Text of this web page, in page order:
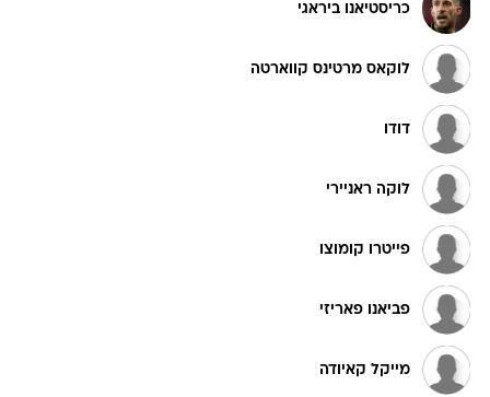
כריסטיאנו ביראגי
לוקאס מרטינס קווארטה
דודו
לוקה ראניירי
פייטרו קומוצו
פביאנו פאריזי
מייקל קאיודה